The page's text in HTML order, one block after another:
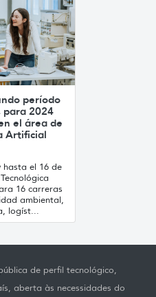
período
para 2024
el área de
Artificial
hasta el 16 de
16 carreras
ambiental,
logíst...
de perfil tecnológico,
aberta às necessidades do